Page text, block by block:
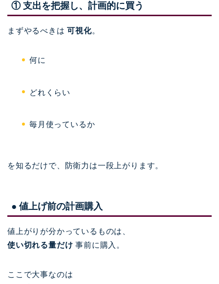
① 支出を把握し、計画的に買う
まずやるべきは可視化。
何に
どれくらい
毎月使っているか
を知るだけで、防衛力は一段上がります。
● 値上げ前の計画購入
値上がりが分かっているものは、
使い切れる量だけ 事前に購入。
ここで大事なのは